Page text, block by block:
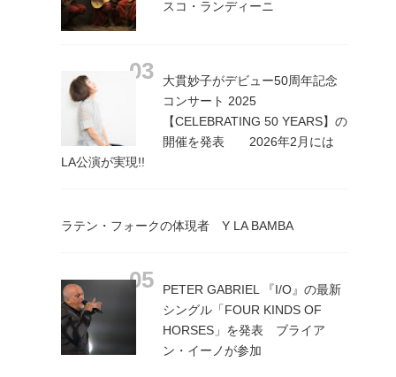
スコ・ランディーニ
大貫妙子がデビュー50周年記念
コンサート 2025
【CELEBRATING 50 YEARS】の
開催を発表 2026年2月には
LA公演が実現!!
ラテン・フォークの体現者 Y LA BAMBA
PETER GABRIEL 『I/O』の最新
シングル「FOUR KINDS OF
HORSES」を発表 ブライア
ン・イーノが参加